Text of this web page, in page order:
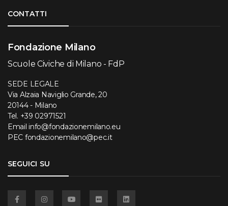
CONTATTI
Fondazione Milano
Scuole Civiche di Milano - FdP
SEDE LEGALE
Via Alzaia Naviglio Grande, 20
20144 - Milano
Tel. +39 02971521
Email info@fondazionemilano.eu
PEC fondazionemilano@pec.it
SEGUICI SU